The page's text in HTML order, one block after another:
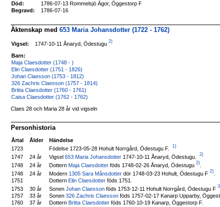
Död:
1786-07-13 Rommelsjö Ägor, Öggestorp F
Begravd:
1786-07-16
Äktenskap med653 Maria Johansdotter (1722 - 1762)
Vigsel: 1747-10-11 Ånaryd, Ödestugu 2)
Barn:
Maja Claesdotter (1748 - )
Elin Claesdotter (1751 - 1826)
Johan Claesson (1753 - 1812)
326 Zachris Claesson (1757 - 1814)
Britta Claesdotter (1760 - 1761)
Caisa Claesdotter (1762 - 1762)
Claes 28 och Maria 28 år vid vigseln
Personhistoria
Årtal Ålder
Händelse
1723
Födelse 1723-05-28 Hohult Norrgård, Ödestugu F. 1)
1747 24 år Vigsel653 Maria Johansdotter 1747-10-11 Ånaryd, Ödestugu. 2)
1748 24 år DotternMaja Claesdotter föds 1748-02-26 Ånaryd, Ödestugu 2)
1748
24 år Modern 1305 Sara Månsdotter dör 1748-03-23 Hohult, Ödestugu F 2)
1751
DotternElin Claesdotter föds 1751.
1753
30 år Sonen Johan Claesson föds 1753-12-11 Hohult Norrgård, Ödestugu F
1757 33 år Sonen326 Zachris Claesson föds 1757-02-17 Kanarp Upparby,
1760
37 år DotternBritta Claesdotter föds 1760-10-19 Kanarp, Öggestorp F.